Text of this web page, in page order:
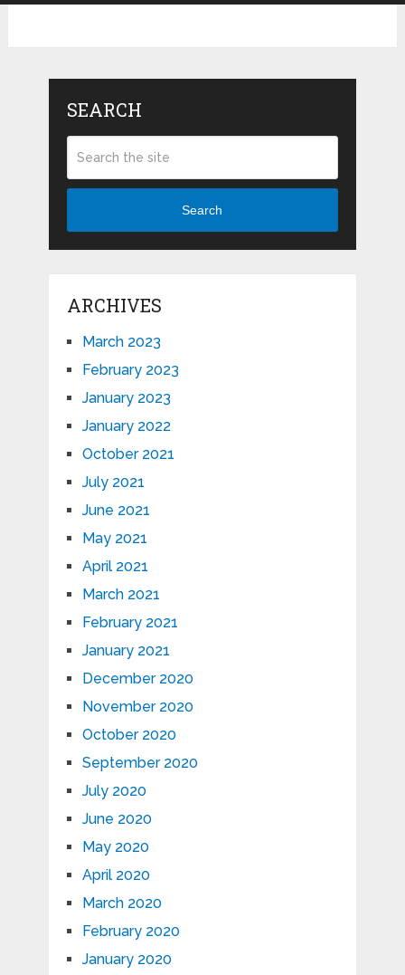
SEARCH
Search
ARCHIVES
March 2023
February 2023
January 2023
January 2022
October 2021
July 2021
June 2021
May 2021
April 2021
March 2021
February 2021
January 2021
December 2020
November 2020
October 2020
September 2020
July 2020
June 2020
May 2020
April 2020
March 2020
February 2020
January 2020